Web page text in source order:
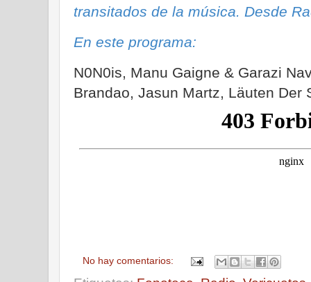
transitados de la música. Desde
En este programa:
N0N0is, Manu Gaigne & Garazi
Brandao, Jasun Martz, Läuten Der
No hay comentarios: